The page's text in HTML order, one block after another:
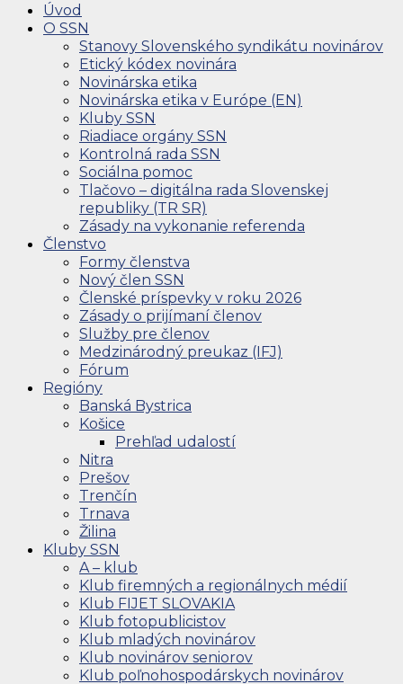
Úvod
O SSN
Stanovy Slovenského syndikátu novinárov
Etický kódex novinára
Novinárska etika
Novinárska etika v Európe (EN)
Kluby SSN
Riadiace orgány SSN
Kontrolná rada SSN
Sociálna pomoc
Tlačovo – digitálna rada Slovenskej
republiky (TR SR)
Zásady na vykonanie referenda
Členstvo
Formy členstva
Nový člen SSN
Členské príspevky v roku 2026
Zásady o prijímaní členov
Služby pre členov
Medzinárodný preukaz (IFJ)
Fórum
Regióny
Banská Bystrica
Košice
Prehľad udalostí
Nitra
Prešov
Trenčín
Trnava
Žilina
Kluby SSN
A – klub
Klub firemných a regionálnych médií
Klub FIJET SLOVAKIA
Klub fotopublicistov
Klub mladých novinárov
Klub novinárov seniorov
Klub poľnohospodárskych novinárov